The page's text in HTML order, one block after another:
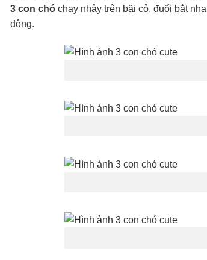
3 con chó chạy nhảy trên bãi cỏ, đuổi bắt
động.